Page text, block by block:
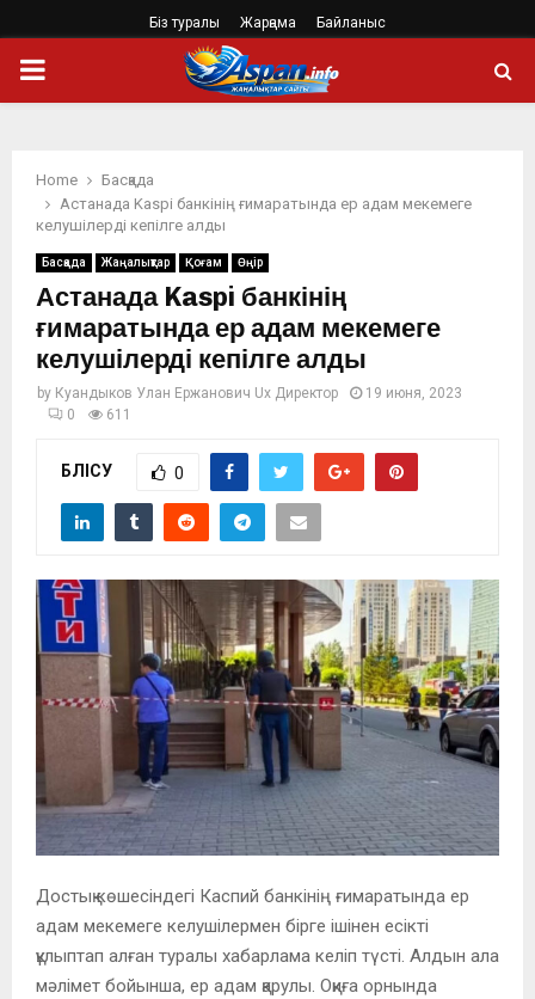
Біз туралы Жарңама Байланыс
PRIMARY
Home
Басқада
Астанада Kaspi банкінің ғимаратында ер адам мекемеге
келушілерді кепілге алды
Басқада Жаңалықтар Қоғам Өңір
Астанада Kaspi банкінің
ғимаратында ер адам мекемеге
келушілерді кепілге алды
by Куандыков Улан Ержанович Ux Директор
19 июня, 2023
0
611
БӨЛІСУ 0
Достық көшесіндегі Каспий банкінің ғимаратында ер
адам мекемеге келушілермен бірге ішінен есікті
құлыптап алған туралы хабарлама келіп түсті. Алдын ала
мәлімет бойынша, ер адам қарулы. Оқиға орнында